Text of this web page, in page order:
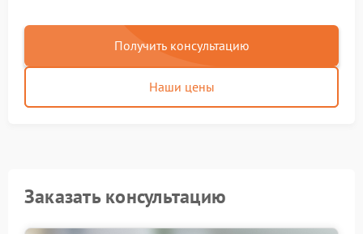
Получить консультацию
Наши цены
Заказать консультацию